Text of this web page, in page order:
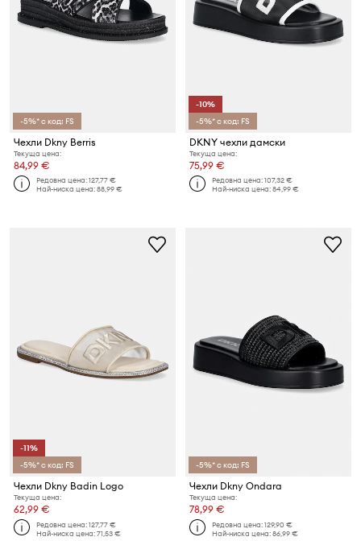
-5%* с код: FS
Чехли Dkny Berris
Текуща цена:
84,99 €
Редовна цена:127,77 €
Най-ниска цена:88,99 €
-10%
-5%* с код: FS
DKNY чехли дамски
Текуща цена:
75,99 €
Редовна цена:107,32 €
Най-ниска цена:84,99 €
-11%
-5%* с код: FS
Чехли Dkny Badin Logo
Текуща цена:
62,99 €
Редовна цена:127,77 €
Най-ниска цена:71,53 €
-5%* с код: FS
Чехли Dkny Ondara
Текуща цена:
78,99 €
Редовна цена:129,90 €
Най-ниска цена:86,99 €